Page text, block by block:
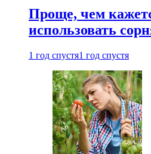
Проще, чем
использовать
1 год спустя1 год спустя